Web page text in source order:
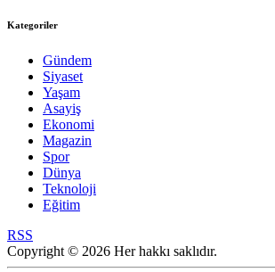
Kategoriler
Gündem
Siyaset
Yaşam
Asayiş
Ekonomi
Magazin
Spor
Dünya
Teknoloji
Eğitim
RSS
Copyright © 2026 Her hakkı saklıdır.